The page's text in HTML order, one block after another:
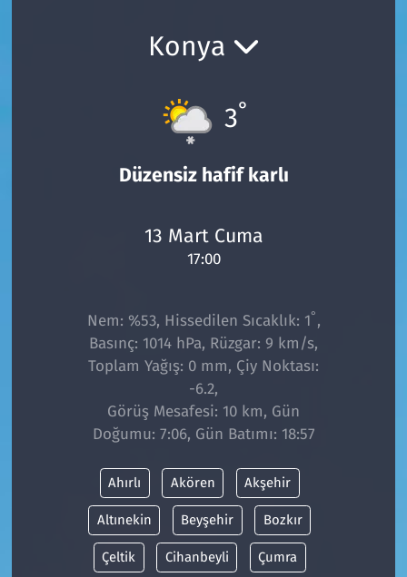
Konya
3°
Düzensiz hafif karlı
13 Mart Cuma
17:00
Nem: %53, Hissedilen Sıcaklık: 1° ,
Basınç: 1014 hPa, Rüzgar: 9 km/s,
Toplam Yağış: 0 mm, Çiy Noktası:
-6.2,
Görüş Mesafesi: 10 km, Gün
Doğumu: 7:06, Gün Batımı: 18:57
Ahırlı Akören Akşehir
Altınekin Beyşehir Bozkır
Çeltik Cihanbeyli Çumra
Kültür Sanat
Saray
Süleymanpaşa